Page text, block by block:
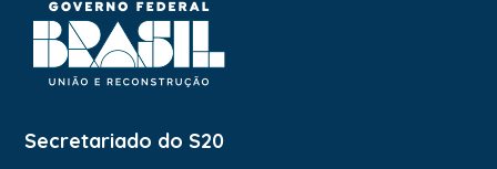
Secretariado do S20